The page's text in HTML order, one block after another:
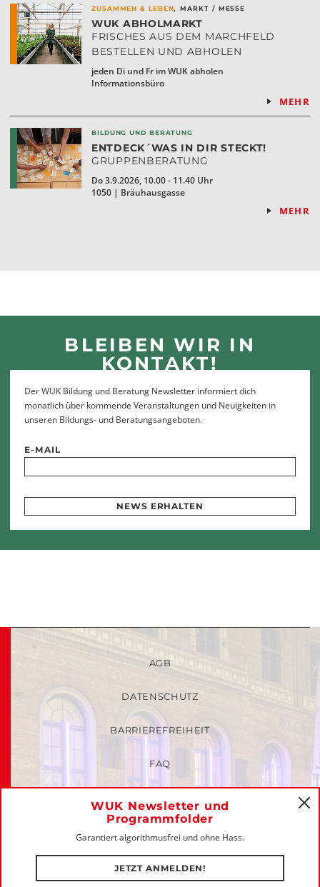
ZUSAMMEN & LEBEN,MARKT / MESSE
WUK ABHOLMARKT
FRISCHES AUS DEM MARCHFELD
BESTELLEN UND ABHOLEN
jeden Di und Fr im WUK abholen
Informationsbüro
MEHR
BILDUNG UND BERATUNG
ENTDECK´WAS IN DIR STECKT!
GRUPPENBERATUNG
Do 3.9.2026, 10.00 - 11.40 Uhr
1050 | Bräuhausgasse
MEHR
BLEIBEN WIR IN
KONTAKT!
Der WUK Bildung und Beratung Newsletter informiert dich
monatlich über kommende Veranstaltungen und Neuigkeiten in
unseren Bildungs- und Beratungsangeboten.
E-MAIL
NEWS ERHALTEN
WUK Newsletter und
Programmfolder
Garantiert algorithmusfrei und ohne Hass.
JETZT ANMELDEN!
AGB
DATENSCHUTZ
BARRIEREFREIHEIT
FAQ
IMPRESSUM